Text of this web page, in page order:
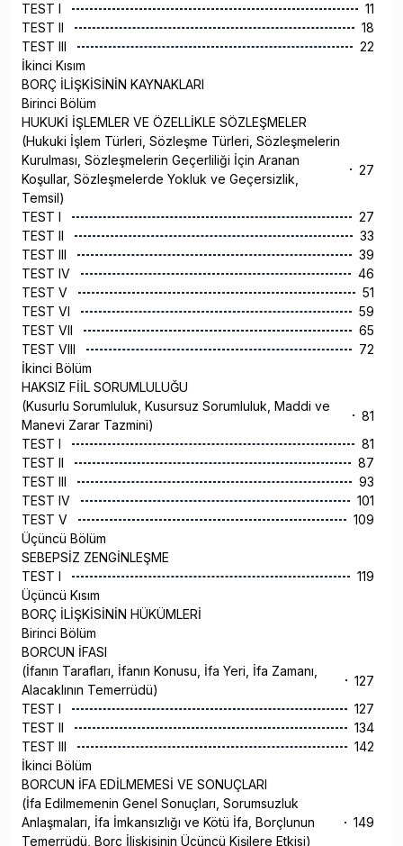
TEST I
11
TEST II
18
TEST III
22
İkinci Kısım
BORÇ İLİŞKİSİNİN KAYNAKLARI
Birinci Bölüm
HUKUKİ İŞLEMLER VE ÖZELLİKLE SÖZLEŞMELER
(Hukuki İşlem Türleri, Sözleşme Türleri, Sözleşmelerin
Kurulması, Sözleşmelerin Geçerliliği İçin Aranan
Koşullar, Sözleşmelerde Yokluk ve Geçersizlik,
Temsil)
27
TEST I
27
TEST II
33
TEST III
39
TEST IV
46
TEST V
51
TEST VI
59
TEST VII
65
TEST VIII
72
İkinci Bölüm
HAKSIZ FİİL SORUMLULUĞU
(Kusurlu Sorumluluk, Kusursuz Sorumluluk, Maddi ve
Manevi Zarar Tazmini)
81
TEST I
81
TEST II
87
TEST III
93
TEST IV
101
TEST V
109
Üçüncü Bölüm
SEBEPSİZ ZENGİNLEŞME
TEST I
119
Üçüncü Kısım
BORÇ İLİŞKİSİNİN HÜKÜMLERİ
Birinci Bölüm
BORCUN İFASI
(İfanın Tarafları, İfanın Konusu, İfa Yeri, İfa Zamanı,
Alacaklının Temerrüdü)
127
TEST I
127
TEST II
134
TEST III
142
İkinci Bölüm
BORCUN İFA EDİLMEMESİ VE SONUÇLARI
(İfa Edilmemenin Genel Sonuçları, Sorumsuzluk
Anlaşmaları, İfa İmkansızlığı ve Kötü İfa, Borçlunun
Temerrüdü, Borç İlişkisinin Üçüncü Kişilere Etkisi)
149